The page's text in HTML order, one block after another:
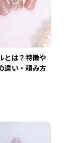
とは？特徴や
違い・頼み方